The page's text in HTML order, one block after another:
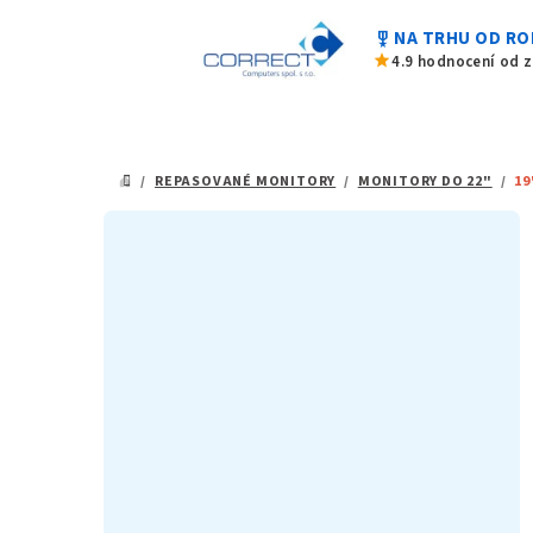
military_tech NA TRHU OD
star4.9 hodnocení od
DOMŮ
/ REPASOVANÉ MONITORY / MONITORY DO 22" /